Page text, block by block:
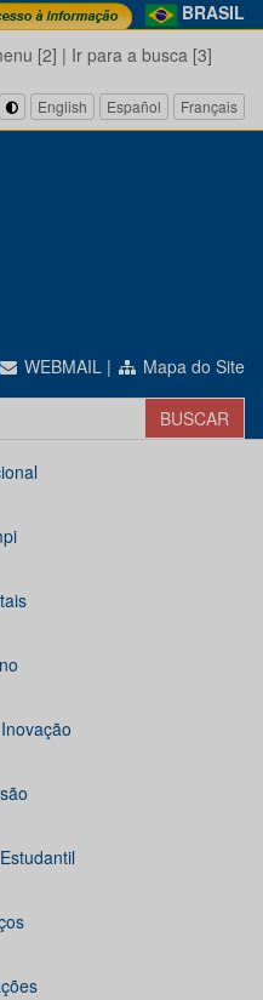
BRASIL
[2] | Ir para a busca [3]
English Español Français
WEBMAIL | Mapa do Site